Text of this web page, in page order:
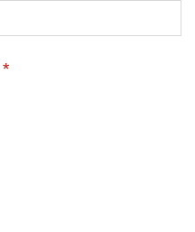
(obligatoire)
*